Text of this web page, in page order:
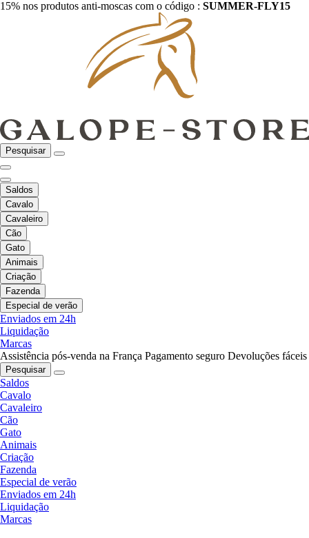
15% nos produtos anti-moscas com o código : SUMMER-FLY15
Pesquisar
Saldos
Cavalo
Cavaleiro
Cão
Gato
Animais
Criação
Fazenda
Especial de verão
Enviados em 24h
Liquidação
Marcas
Assistência pós-venda na França Pagamento seguro Devoluções fáceis
Pesquisar
Saldos
Cavalo
Cavaleiro
Cão
Gato
Animais
Criação
Fazenda
Especial de verão
Enviados em 24h
Liquidação
Marcas